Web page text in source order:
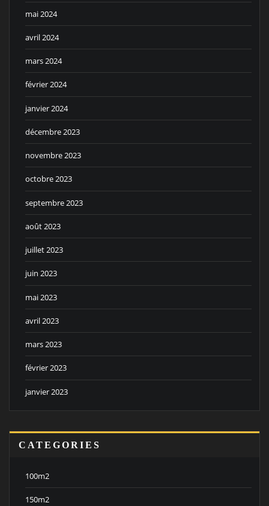
mai 2024
avril 2024
mars 2024
février 2024
janvier 2024
décembre 2023
novembre 2023
octobre 2023
septembre 2023
août 2023
juillet 2023
juin 2023
mai 2023
avril 2023
mars 2023
février 2023
janvier 2023
CATEGORIES
100m2
150m2